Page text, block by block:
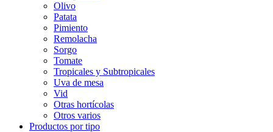
Olivo
Patata
Pimiento
Remolacha
Sorgo
Tomate
Tropicales y Subtropicales
Uva de mesa
Vid
Otras hortícolas
Otros varios
Productos por tipo